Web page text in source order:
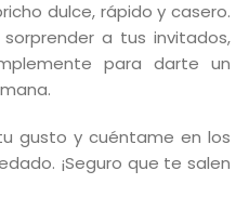
dulce, rápido y casero.
a tus invitados,
para darte un
gusto y cuéntame en los
¡Seguro que te salen